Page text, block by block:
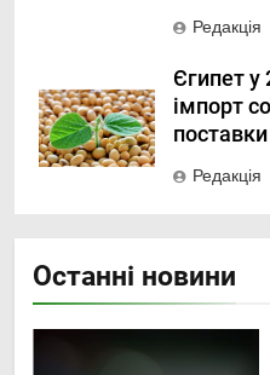
Редакція
Єгипет у
імпорт
Редакція
Останні новини